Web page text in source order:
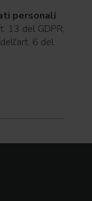
personali
13 del GDPR;
6 del